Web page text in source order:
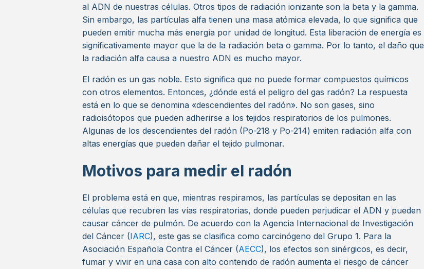
al ADN de nuestras células. Otros tipos de radiación ionizante son la beta y la gamma.
Sin embargo, las partículas alfa tienen una masa atómica elevada, lo que significa que
pueden emitir mucha más energía por unidad de longitud. Esta liberación de energía es
significativamente mayor que la de la radiación beta o gamma. Por lo tanto, el daño que
la radiación alfa causa a nuestro ADN es mucho mayor.
El radón es un gas noble. Esto significa que no puede formar compuestos químicos
con otros elementos. Entonces, ¿dónde está el peligro del gas radón? La respuesta
está en lo que se denomina «descendientes del radón». No son gases, sino
radioisótopos que pueden adherirse a los tejidos respiratorios de los pulmones.
Algunas de los descendientes del radón (Po-218 y Po-214) emiten radiación alfa con
altas energías que pueden dañar el tejido pulmonar.
Motivos para medir el radón
El problema está en que, mientras respiramos, las partículas se depositan en las
células que recubren las vías respiratorias, donde pueden perjudicar el ADN y pueden
causar cáncer de pulmón. De acuerdo con la Agencia Internacional de Investigación
del Cáncer (IARC), este gas se clasifica como carcinógeno del Grupo 1. Para la
Asociación Española Contra el Cáncer (AECC), los efectos son sinérgicos, es decir,
fumar y vivir en una casa con alto contenido de radón aumenta el riesgo de cáncer